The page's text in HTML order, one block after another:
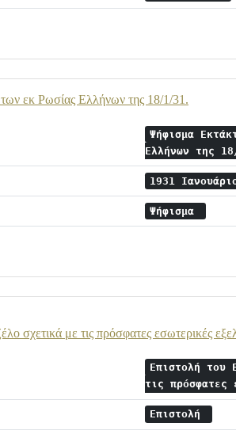
εκ Ρωσίας Ελλήνων της 18/1/31.
Ψήφισμα
Ελλήνων της
1931
Ψήφισμα
σχετικά με τις πρόσφατες εσωτερικές
Επιστολή του
τις πρόσφατες
Επιστολή